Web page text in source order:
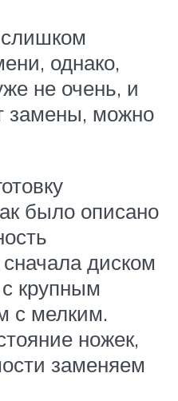
однако,
не очень, и
замены, можно
было описано
диском
крупным
с мелким.
ножек,
заменяем